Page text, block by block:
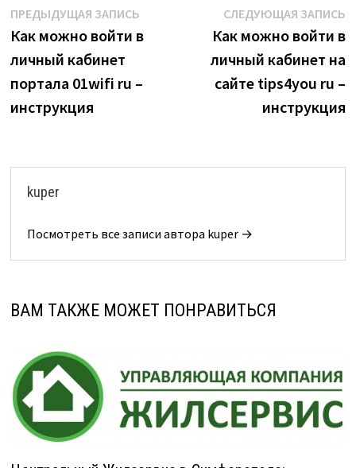
Навигация
по
записям
ПРЕДЫДУЩАЯ ЗАПИСЬПредыдущая
запись:
Как можно войти в
личный кабинет
портала 01wifi ru –
инструкция
СЛЕДУЮЩАЯ ЗАПИСЬ
Как можно войти в
личный кабинет на
сайте tips4you ru –
инструкция
kuper
Посмотреть все записи автора kuper →
ВАМ ТАКЖЕ МОЖЕТ ПОНРАВИТЬСЯ